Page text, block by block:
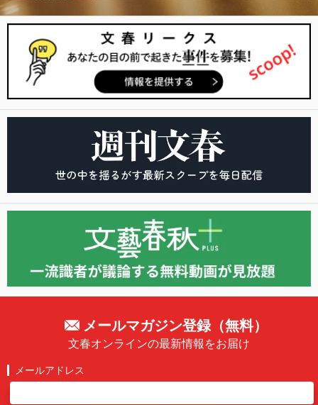
メールマガジン登録（無料）
文春オンラインの最新情報をお届け
メールアドレス